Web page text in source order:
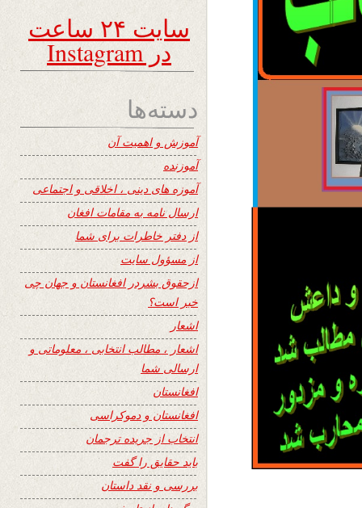
سایت ۲۴ ساعت
در Instagram
دسته‌ها
آموزش و اهمیت آن
آموزنده
آموزه های دینی ، اخلاقی و اجتماعی
ارسال نامه به مقامات افغان
از دفتر خاطرات برای شما
از مسؤول سایت
ازحقوق بشردر افغانستان و جهان چی
خبر است؟
اشعار
اشعار ، مطالب انتخابی ، معلوماتی و
ارسالی شما
افغانستان
افغانستان و دموکراسی
انتخاب از جریده ترجمان
باید حقایق را گفت
بررسی و نقد داستان